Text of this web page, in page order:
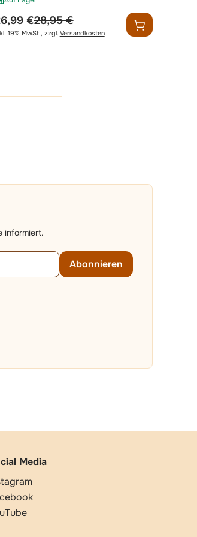
€regulärer preis
28,95 €
19% MwSt., zzgl. Versandkosten
informiert.
Abonnieren
Media